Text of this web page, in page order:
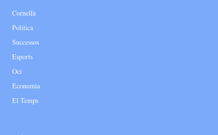
Cornellà
Política
Successos
Esports
Oci
Economia
El Temps